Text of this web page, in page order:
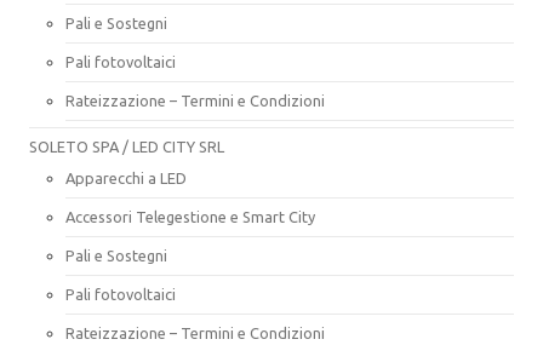
Pali e Sostegni
Pali fotovoltaici
Rateizzazione – Termini e Condizioni
SOLETO SPA / LED CITY SRL
Apparecchi a LED
Accessori Telegestione e Smart City
Pali e Sostegni
Pali fotovoltaici
Rateizzazione – Termini e Condizioni